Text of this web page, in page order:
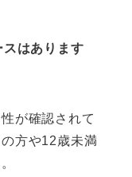
はあります
が確認されて
方や12歳未満